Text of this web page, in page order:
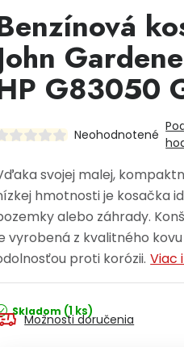
G83050
Neohodnotené
svojej malej,
hmotnosti je kosačka
alebo záhrady.
vyrobená z kvalitného
proti korózii. Viac
Skladom (1 ks)
Možnosti doručenia